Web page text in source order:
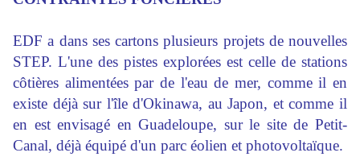
EDF a dans ses cartons plusieurs projets de nouvelles
STEP. L'une des pistes explorées est celle de stations
côtières alimentées par de l'eau de mer, comme il en
existe déjà sur l'île d'Okinawa, auJapon, et comme il
en est envisagé en Guadeloupe, sur le site de Petit-
Canal, déjà équipé d'un parc éolien et photovoltaïque.